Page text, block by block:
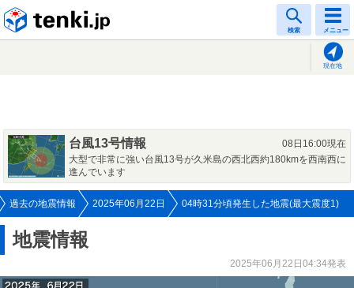
検索 メニュー
現在地
台風13号情報
08日16:00現在
大型で非常に強い台風13号が久米島の西北西約180kmを西南西に
進んでいます
過去の地震情報 2025年06月22日 04時31分頃発生した地震(最大震度1)
地震情報
2025年06月22日04:34発表